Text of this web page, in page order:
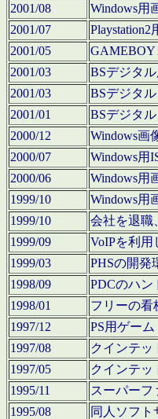
2001/08
Windows用
2001/07
2001/05
GAMEBOY
2001/03
BSデジタ
2001/03
BSデジタ
2001/01
BSデジタ
2000/12
Windows画
2000/07
Windows用
2000/06
Windows用
1999/10
Windows用
1999/10
会社を退職
1999/09
VoIPを利用
1999/03
PHSの開発
1998/09
PDCのハン
1998/01
フリーの看
1997/12
PS用ゲー
1997/08
クインテッ
1997/05
クインテッ
1995/11
スーパー
1995/08
同人ソフト